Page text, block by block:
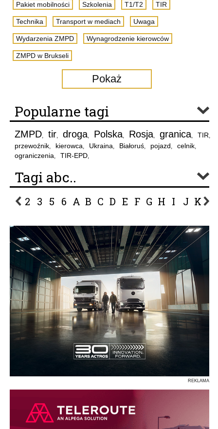
Pakiet mobilności Szkolenia T1/T2 TIR
Technika Transport w mediach Uwaga
Wydarzenia ZMPD Wynagrodzenie kierowców
ZMPD w Brukseli
Pokaż
Popularne tagi
ZMPD, tir, droga, Polska, Rosja, granica, TIR,
przewoźnik, kierowca, Ukraina, Białoruś, pojazd, celnik,
ograniczenia, TIR-EPD,
Tagi abc..
2 3 5 6 A B C D E F G H I J K L
REKLAMA